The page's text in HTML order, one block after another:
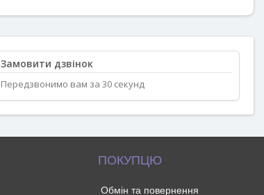
Замовити дзвінок
Передзвонимо вам за 30 секунд
ПОКУПЦЮ
Обмін та повернення